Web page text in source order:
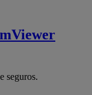
seguros.